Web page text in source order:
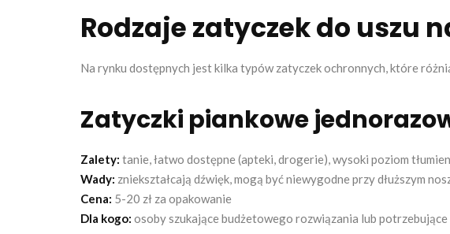
Rodzaje zatyczek do uszu
Na rynku dostępnych jest kilka typów zatyczek ochronnych, które
Zatyczki piankowe
Zalety: tanie, łatwo dostępne (apteki, drogerie), wysoki poziom
Wady: zniekształcają dźwięk, mogą być niewygodne przy dłuższym
Cena: 5-20 zł za opakowanie
Dla kogo: osoby szukające budżetowego rozwiązania lub